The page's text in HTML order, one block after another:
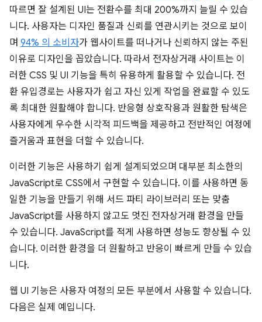
따르면 잘 설계된 UI는 전환수를 최대 200%까지 늘릴 수 있습
니다. 사용자는 디자인 품질과 신뢰를 연관시키는 것으로 보이
며 94% 의 소비자가 웹사이트를 떠나거나 신뢰하지 않는 주된
이유로 디자인을 꼽았습니다. 따라서 전자상거래 사이트는 이
러한 CSS 및 UI 기능을 특히 유용하게 활용할 수 있습니다. 전
환 유입경로는 사용자가 쉽고 자신 있게 작업을 완료할 수 있도
록 최대한 원활해야 합니다. 반응형 상호작용과 원활한 탐색은
사용자에게 우수한 시각적 피드백을 제공하고 전반적인 여정에
즐거움과 표현을 더할 수 있습니다.
이러한 기능은 사용하기 쉽게 설계되었으며 대부분 최소한의
JavaScript로 CSS에서 구현할 수 있습니다. 이를 사용하면 동
일한 기능을 만들기 위해 서드 파티 라이브러리 또는 맞춤
JavaScript를 사용하지 않고도 멋진 전자상거래 환경을 만들
수 있습니다. JavaScript를 적게 사용하면 성능도 향상될 수 있
습니다. 이러한 환경을 더 원활하고 반응이 빠르게 만들 수 있습
니다.
웹 UI 기능은 사용자 여정의 모든 부분에서 사용할 수 있습니다.
다음은 실제 예입니다.